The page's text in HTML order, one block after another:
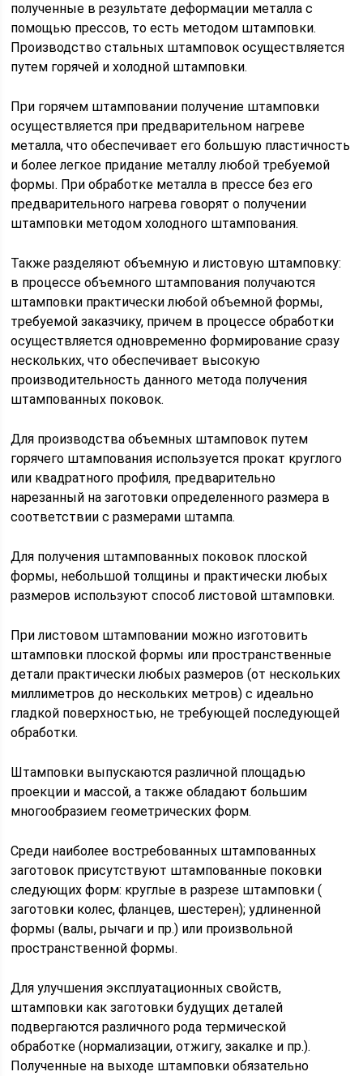
полученные в результате деформации металла с
помощью прессов, то есть методом штамповки.
Производство стальных штамповок осуществляется
путем горячей и холодной штамповки.
При горячем штамповании получение штамповки
осуществляется при предварительном нагреве
металла, что обеспечивает его большую пластичность
и более легкое придание металлу любой требуемой
формы. При обработке металла в прессе без его
предварительного нагрева говорят о получении
штамповки методом холодного штампования.
Также разделяют объемную и листовую штамповку:
в процессе объемного штампования получаются
штамповки практически любой объемной формы,
требуемой заказчику, причем в процессе обработки
осуществляется одновременно формирование сразу
нескольких, что обеспечивает высокую
производительность данного метода получения
штампованных поковок.
Для производства объемных штамповок путем
горячего штампования используется прокат круглого
или квадратного профиля, предварительно
нарезанный на заготовки определенного размера в
соответствии с размерами штампа.
Для получения штампованных поковок плоской
формы, небольшой толщины и практически любых
размеров используют способ листовой штамповки.
При листовом штамповании можно изготовить
штамповки плоской формы или пространственные
детали практически любых размеров (от нескольких
миллиметров до нескольких метров) с идеально
гладкой поверхностью, не требующей последующей
обработки.
Штамповки выпускаются различной площадью
проекции и массой, а также обладают большим
многообразием геометрических форм.
Среди наиболее востребованных штампованных
заготовок присутствуют штампованные поковки
следующих форм: круглые в разрезе штамповки (
заготовки колес, фланцев, шестерен); удлиненной
формы (валы, рычаги и пр.) или произвольной
пространственной формы.
Для улучшения эксплуатационных свойств,
штамповки как заготовки будущих деталей
подвергаются различного рода термической
обработке (нормализации, отжигу, закалке и пр.).
Полученные на выходе штамповки обязательно